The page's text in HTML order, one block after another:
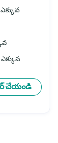
చేయండి